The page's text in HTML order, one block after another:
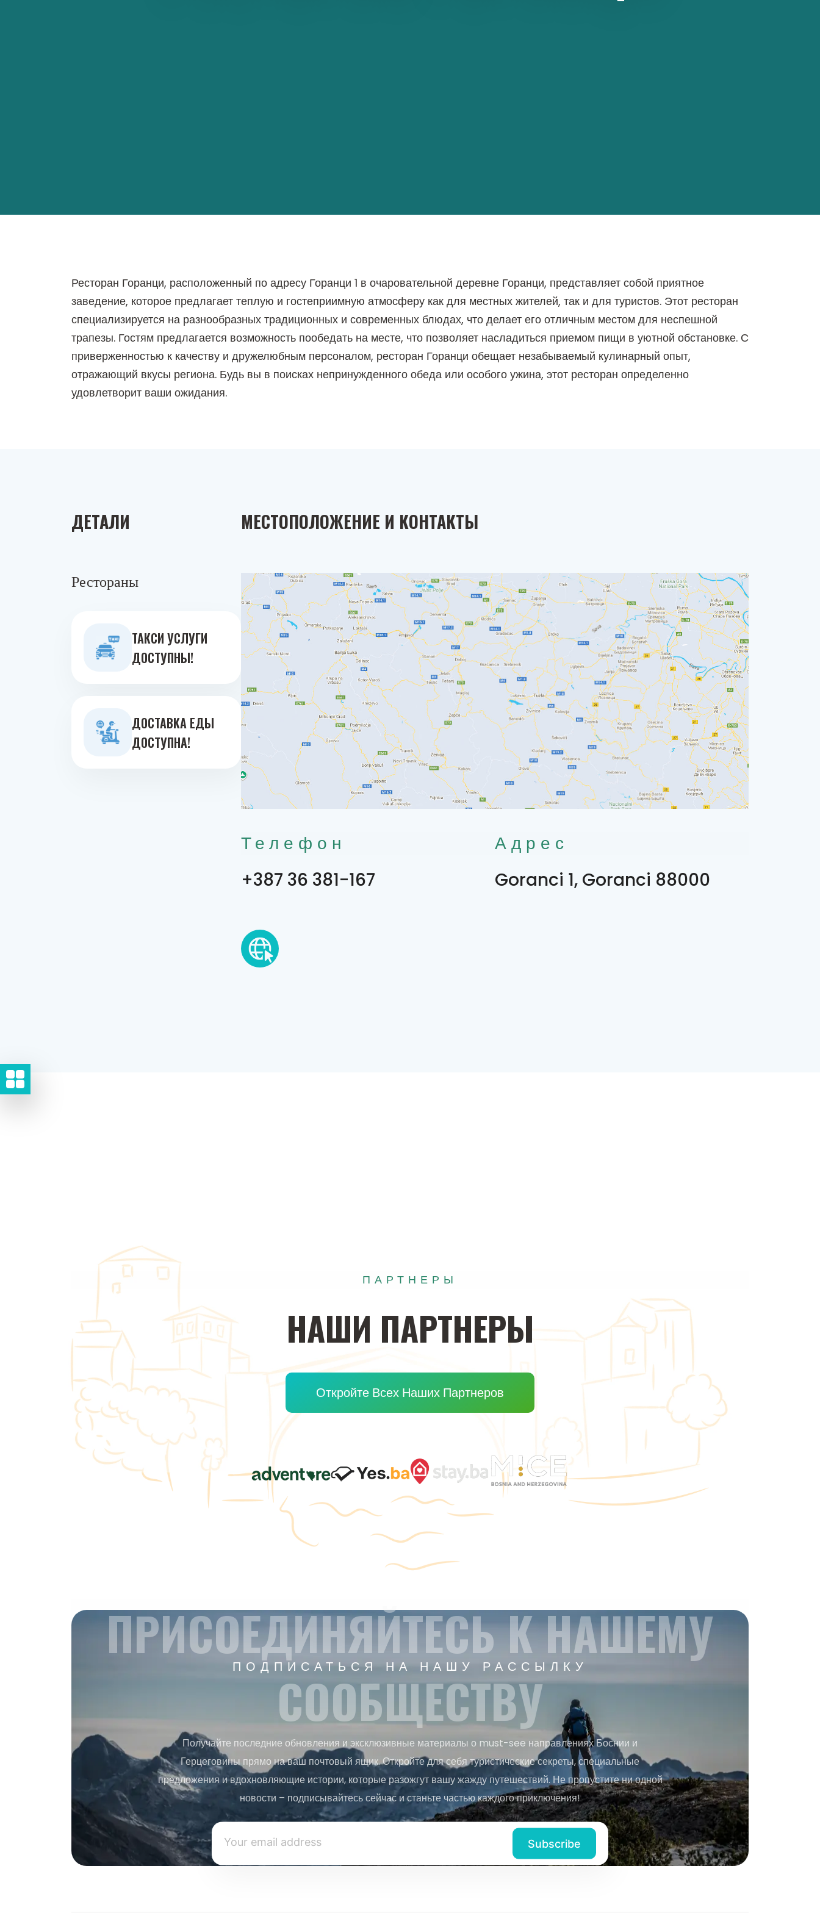
Ресторан Горанци, расположенный по адресу Горанци 1 в очаровательной деревне Горанци, представляет собой приятное
заведение, которое предлагает теплую и гостеприимную атмосферу как для местных жителей, так и для туристов. Этот ресторан
специализируется на разнообразных традиционных и современных блюдах, что делает его отличным местом для неспешной
трапезы. Гостям предлагается возможность пообедать на месте, что позволяет насладиться приемом пищи в уютной обстановке. С
приверженностью к качеству и дружелюбным персоналом, ресторан Горанци обещает незабываемый кулинарный опыт,
отражающий вкусы региона. Будь вы в поисках непринужденного обеда или особого ужина, этот ресторан определенно
удовлетворит ваши ожидания.
ДЕТАЛИ
Рестораны
ТАКСИ УСЛУГИ
ДОСТУПНЫ!
ДОСТАВКА ЕДЫ
ДОСТУПНА!
МЕСТОПОЛОЖЕНИЕ И КОНТАКТЫ
Телефон
+387 36 381-167
Адрес
Goranci 1, Goranci 88000
ПАРТНЕРЫ
НАШИ ПАРТНЕРЫ
Откройте Всех Наших Партнеров
ПОДПИСАТЬСЯ НА НАШУ РАССЫЛКУ
ПРИСОЕДИНЯЙТЕСЬ К НАШЕМУ
СООБЩЕСТВУ
Получайте последние обновления и эксклюзивные материалы о must-see направлениях Боснии и
Герцеговины прямо на ваш почтовый ящик. Откройте для себя туристические секреты, специальные
предложения и вдохновляющие истории, которые разожгут вашу жажду путешествий. Не пропустите ни одной
новости – подписывайтесь сейчас и станьте частью каждого приключения!